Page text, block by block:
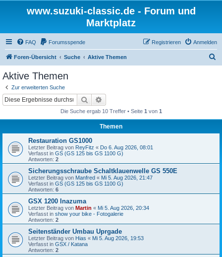
www.suzuki-classic.de - Forum und
Marktplatz
FAQ Forumsspende Anmelden
Registrieren
Foren-Übersicht Suche Aktive Themen
Aktive Themen
Zur erweiterten Suche
Suche
Die Suche ergab 10 Treffer • Seite 1 von 1
Themen
Restauration GS1000
Letzter Beitrag von ReyFitz « Do 6. Aug 2026, 08:01
Verfasst in GS (GS 125 bis GS 1100 G)
Antworten: 2
Sicherungsschraube Schaltklauenwelle GS 550E
Letzter Beitrag von Manfred « Mi 5. Aug 2026, 21:47
Verfasst in GS (GS 125 bis GS 1100 G)
Antworten: 6
GSX 1200 Inazuma
Letzter Beitrag von Martin « Mi 5. Aug 2026, 20:34
Verfasst in show your bike - Fotogalerie
Antworten: 2
Seitenständer Umbau Uprgade
Letzter Beitrag von Hias « Mi 5. Aug 2026, 19:53
Verfasst in GSX / Katana
Antworten: 2